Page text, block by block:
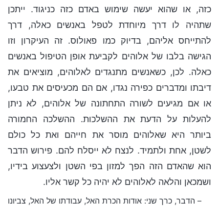
כזה, או שהוא יעשה שימוש באדם כזה כניגוד. ייתכן
שתהיה לו דרך מיוחדת לטפל באנשים כאלה, דרך
להתייחס אליהם, בדיוק כמו פאולוס. זה העיקרון וזו
הגישה בלבו של אלוהים לקביעת אופן הטיפול באנשים
כאלה. לכן, כשאנשים מתנגדים לאלוהים, מוציאים את
דיבתו ומדברים כפירה נגדו, אם הם מכעיסים את טבעו,
או אם מגיעים לשורה התחתונה של אלוהים, לא ניתן
להעלות על הדעת את ההשלכות. ההשלכה החמורה
ביותר היא שאלוהים מוסר את חייהם ואת כל כולם
לשטן, אחת ולתמיד. לנצח לא ייסלח להם. פירוש הדבר
הוא שהאדם הזה הפך למזון בפי השטן ולצעצוע בידיו,
ושמכאן והלאה לאלוהים לא יהיה כל קשר אליו.
– הדבר, כרך שני: אודות הכרת האל, עבודתו של האל, צביונו